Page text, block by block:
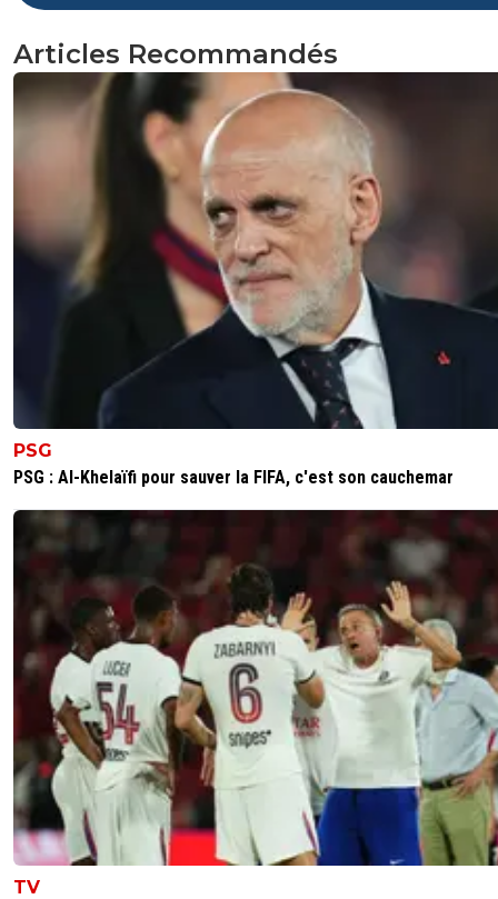
Articles Recommandés
PSG
PSG : Al-Khelaïfi pour sauver la FIFA, c'est son cauchemar
TV